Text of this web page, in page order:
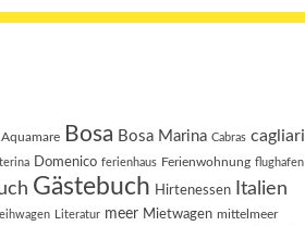
Aquamare Bosa Bosa Marina Cabras cagliari
Domenico ferienhaus Ferienwohnung flughafen
Gästebuch Hirtenessen Italien
Literatur meer Mietwagen mittelmeer